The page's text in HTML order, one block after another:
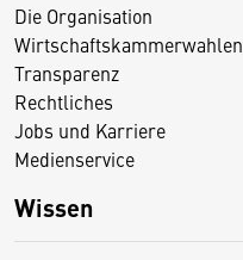
Die Organisation
Wirtschaftskammerwahlen
Transparenz
Rechtliches
Jobs und Karriere
Medienservice
Wissen